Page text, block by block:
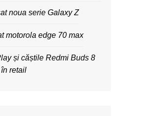
noua serie Galaxy Z
motorola edge 70 max
și căștile Redmi Buds 8
retail